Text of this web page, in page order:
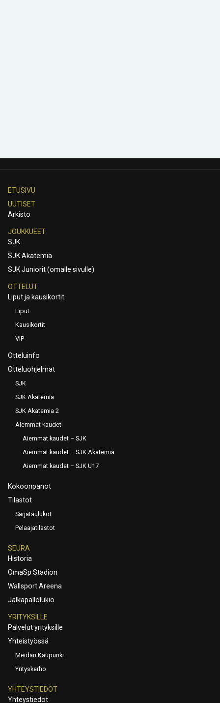
ETUSIVU
UUTISET
Arkisto
JOUKKUEET
SJK
SJK Akatemia
SJK Juniorit (omalle sivulle)
OTTELUT
Liput ja kausikortit
Liput
Kausikortit
VIP
Otteluinfo
Otteluohjelmat
SJK
SJK Akatemia
SJK Akatemia 2
Aiemmat kaudet
Aiemmat kaudet – SJK
Aiemmat kaudet – SJK Akatemia
Aiemmat kaudet – SJK U17
Kokoonpanot
Tilastot
Sarjataulukot
Pelaajatilastot
SEURA
Historia
OmaSp Stadion
Wallsport Areena
Jalkapallolukio
YRITYKSILLE
Palvelut yrityksille
Yhteistyössä
Meidän Kaupunki
Yrityskerho
YHTEYSTIEDOT
Yhteystiedot